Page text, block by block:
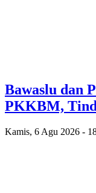
Bawaslu dan
PKKBM,
Kamis, 6 Agu 2026 -